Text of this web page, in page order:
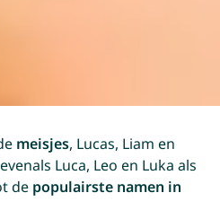
meisjes, Lucas, Liam en
Luca, Leo en Luka als
de populairste namen in